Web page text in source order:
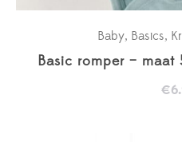
Baby, Basics,
Basic romper –
€